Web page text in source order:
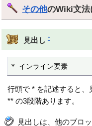
その他のWiki文
見出し †
* インライン要素
行頭で * を記述すると
** の3段階あります。
見出しは、他のブロ